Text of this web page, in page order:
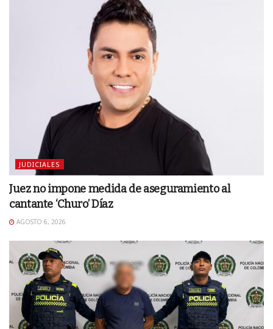
JUDICIALES
Juez no impone medida de aseguramiento al
cantante ‘Churo’ Díaz
AGOSTO 6, 2026